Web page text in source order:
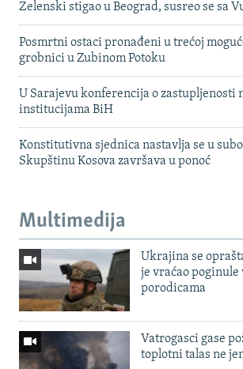
Zelenski stigao u Beograd, susreo se sa
Posmrtni ostaci pronađeni u trećoj
grobnici u Zubinom Potoku
U Sarajevu konferencija o zastupljenosti
institucijama BiH
Konstitutivna sjednica nastavlja se u
Skupštinu Kosova završava u ponoć
Multimedija
Ukrajina se
je vraćao
porodicama
Vatrogasci gase
toplotni talas ne